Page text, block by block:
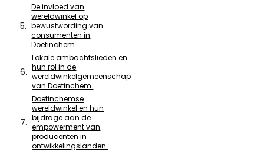
De invloed van
wereldwinkel op
bewustwording van
consumenten in
Doetinchem.
Lokale ambachtslieden en
hun rol in de
wereldwinkelgemeenschap
van Doetinchem.
Doetinchemse
wereldwinkel en hun
bijdrage aan de
empowerment van
producenten in
ontwikkelingslanden.